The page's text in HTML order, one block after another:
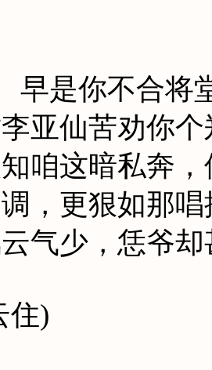
是你不合将
亚仙苦劝你
咱这暗私奔
，更狠如那
气少，恁爷
)